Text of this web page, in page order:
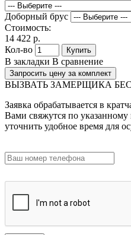
Доборный брус
Стоимость:
14 422 р.
Кол-во
Купить
В закладки В сравнение
Запросить цену за комплект
ВЫЗВАТЬ ЗАМЕРЩИКА
Заявка обрабатывается в
Вами свяжутся по указанному
уточнить удобное время для